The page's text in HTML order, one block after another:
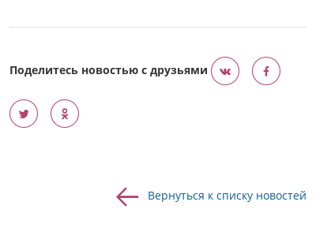
Поделитесь новостью с друзьями
Вернуться к списку новостей